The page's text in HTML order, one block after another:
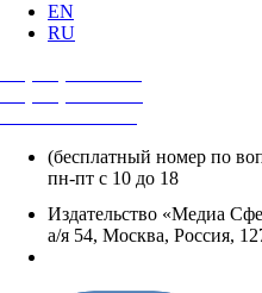
EN
RU
(бесплатный номер по
пн-пт с 10 до 18
Издательство «Медиа
а/я 54, Москва, Россия,